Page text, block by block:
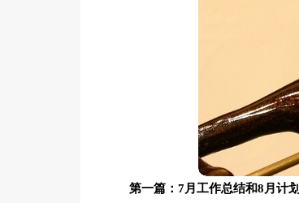
第一篇：7月工作总结和8月计划